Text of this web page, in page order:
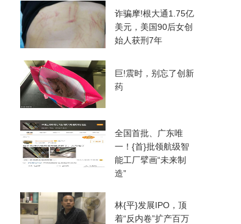
诈骗摩!根大通1.75亿
美元，美国90后女创
始人获刑7年
巨!震时，别忘了创新
药
全国首批、广东唯
一！{首}批领航级智
能工厂擘画“未来制
造”
林{平}发展IPO，顶
着“反内卷”扩产百万